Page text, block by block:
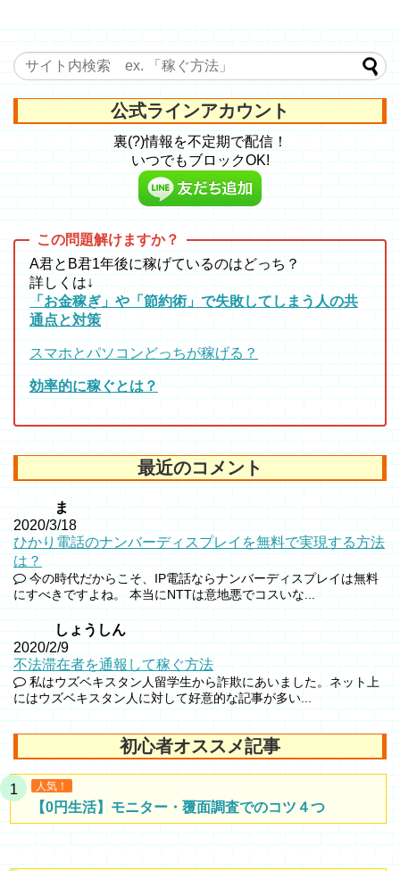
公式ラインアカウント
裏(?)情報を不定期で配信！
いつでもブロックOK!
A君とB君1年後に稼げているのはどっち？
詳しくは↓
「お金稼ぎ」や「節約術」で失敗してしまう人の共
通点と対策
スマホとパソコンどっちが稼げる？
効率的に稼ぐとは？
最近のコメント
ま
2020/3/18
ひかり電話のナンバーディスプレイを無料で実現する方法
は？
今の時代だからこそ、IP電話ならナンバーディスプレイは無料
にすべきですよね。 本当にNTTは意地悪でコスいな...
しょうしん
2020/2/9
不法滞在者を通報して稼ぐ方法
私はウズベキスタン人留学生から詐欺にあいました。ネット上
にはウズベキスタン人に対して好意的な記事が多い...
初心者オススメ記事
人気！
【0円生活】モニター・覆面調査でのコツ４つ